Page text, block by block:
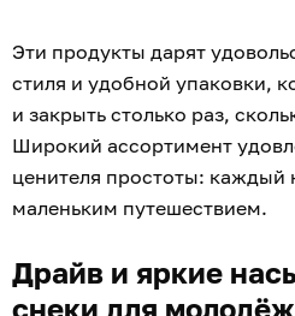
Эти продукты дарят
стиля и удобной упаковки,
и закрыть столько раз,
Широкий ассортимент
ценителя простоты: каждый
маленьким путешествием.
Драйв и яркие
снеки для